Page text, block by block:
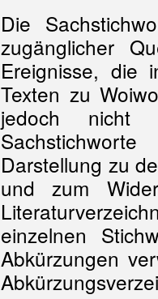
Die
zugänglicher
Ereignisse, die
Texten zu
jedoch nicht
Darstellung zu
und zum
einzelnen
Abkürzungen